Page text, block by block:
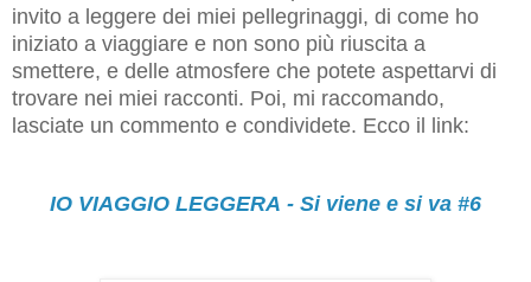
invito a leggere dei miei pellegrinaggi, di come ho
iniziato a viaggiare e non sono più riuscita a
smettere, e delle atmosfere che potete aspettarvi di
trovare nei miei racconti. Poi, mi raccomando,
lasciate un commento e condividete. Ecco il link:
IO VIAGGIO LEGGERA - Si viene e si va #6